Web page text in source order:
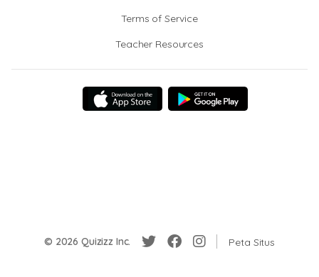
Terms of Service
Teacher Resources
© 2026 Quizizz Inc. Peta Situs